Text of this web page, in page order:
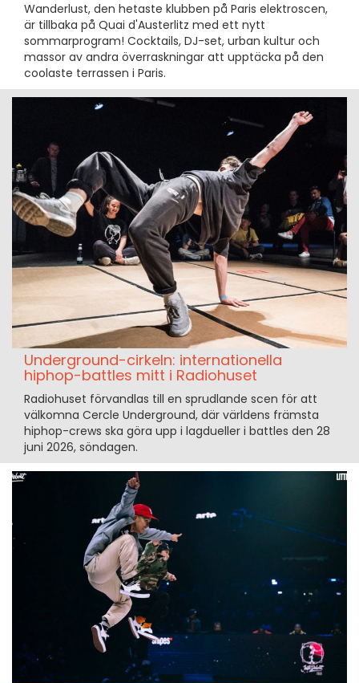
Wanderlust, den hetaste klubben på Paris elektroscen,
är tillbaka på Quai d'Austerlitz med ett nytt
sommarprogram! Cocktails, DJ-set, urban kultur och
massor av andra överraskningar att upptäcka på den
coolaste terrassen i Paris.
Underground-cirkeln: internationella
hiphop-battles mitt i Radiohuset
Radiohuset förvandlas till en sprudlande scen för att
välkomna Cercle Underground, där världens främsta
hiphop-crews ska göra upp i lagdueller i battles den 28
juni 2026, söndagen.